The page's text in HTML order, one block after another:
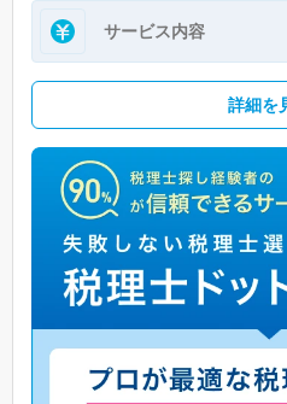
サービス内容
詳細を